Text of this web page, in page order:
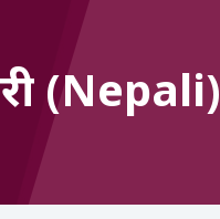
(Nepali)